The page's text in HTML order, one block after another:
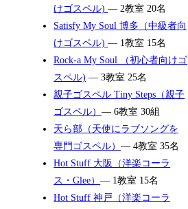
けゴスペル)— 2教室 20名
Satisfy My Soul 博多（中級者向
けゴスペル)— 1教室 15名
Rock-a My Soul （初心者向けゴ
スペル) — 3教室 25名
親子ゴスペル Tiny Steps（親子
ゴスペル）— 6教室 30組
天ら部（天使にラブソングを
専門ゴスペル）— 4教室 35名
Hot Stuff 大阪（洋楽コーラ
ス・Glee）— 1教室 15名
Hot Stuff 神戸（洋楽コーラ